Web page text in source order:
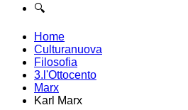
🔍
Home
Culturanuova
Filosofia
3.l'Ottocento
Marx
Karl Marx